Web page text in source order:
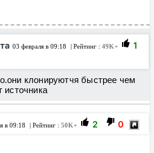
03 февраля в 09:18 | Рейтинг : 49K+
1
клонируютчя быстрее чем
источника
в 09:18 | Рейтинг : 50K+ 2 0